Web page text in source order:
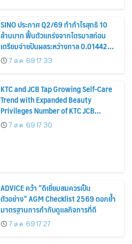
หุ้น
SINO ประกาศ Q2/69 ทำกำไรสุทธิ 10
ล้านบาท ฟื้นตัวแกร่งจากไตรมาสก่อน
เตรียมจ่ายปันผลระหว่างกาล 0.014423
บาทต่อหุ้น ครึ่งปีหลังมุ่งเติบโตต่อเนื่อง
7 ส.ค. 69 17:33
KTC and JCB Tap Growing Self-Care
Trend with Expanded Beauty
Privileges Number of KTC JCB
Cardmembers Spending on
Cosmetics Rises 26%
7 ส.ค. 69 17:30
ADVICE คว้า “ดีเยี่ยมสมควรเป็น
ตัวอย่าง” AGM Checklist 2569 ตอกย้ำ
มาตรฐานการกำกับดูแลกิจการที่ดี
7 ส.ค. 69 17:27